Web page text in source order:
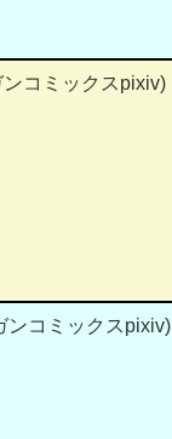
コミックスpixiv)
ンコミックスpixiv)